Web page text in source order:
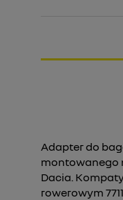
Adapter do
montowanego
Dacia.
rowerowym